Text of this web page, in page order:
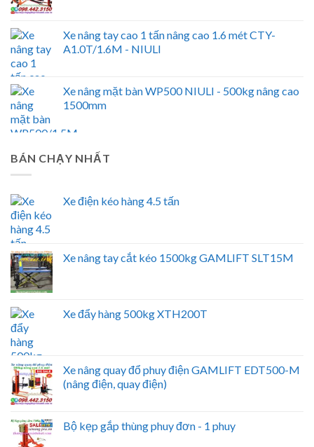
Xe nâng tay cao 1 tấn nâng cao 1.6 mét CTY-
A1.0T/1.6M - NIULI
Xe nâng mặt bàn WP500 NIULI - 500kg nâng cao
1500mm
BÁN CHẠY NHẤT
Xe điện kéo hàng 4.5 tấn
Xe nâng tay cắt kéo 1500kg GAMLIFT SLT15M
Xe đẩy hàng 500kg XTH200T
Xe nâng quay đổ phuy điện GAMLIFT EDT500-M
(nâng điện, quay điện)
Bộ kẹp gắp thùng phuy đơn - 1 phuy